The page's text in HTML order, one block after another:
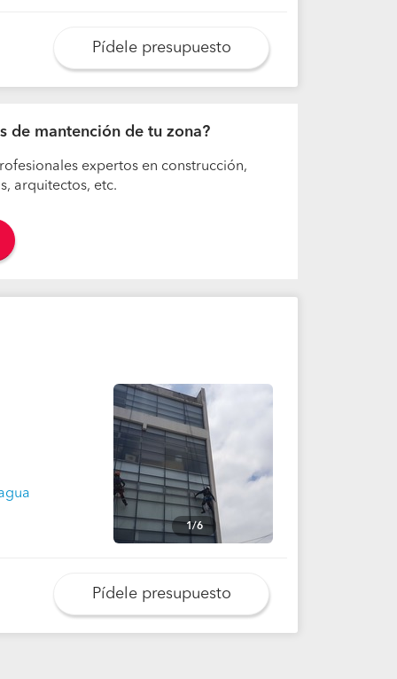
Pídele presupuesto
de mantención de tu zona?
expertos en construcción,
arquitectos, etc.
1/6
Pídele presupuesto